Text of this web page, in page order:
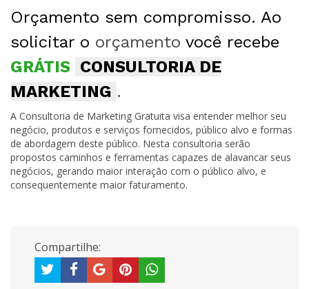
Orçamento sem compromisso. Ao
solicitar o orçamento você recebe
GRÁTIS CONSULTORIA DE
MARKETING .
A Consultoria de Marketing Gratuita visa entender melhor seu
negócio, produtos e serviços fornecidos, público alvo e formas
de abordagem deste público. Nesta consultoria serão
propostos caminhos e ferramentas capazes de alavancar seus
negócios, gerando maior interação com o público alvo, e
consequentemente maior faturamento.
Compartilhe: